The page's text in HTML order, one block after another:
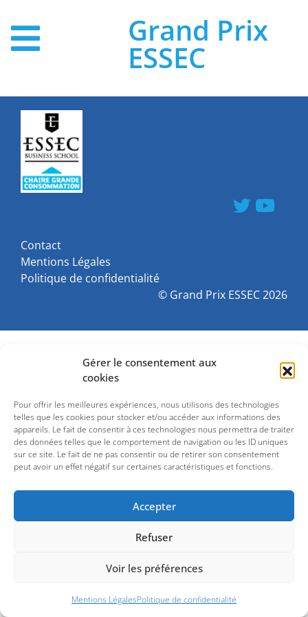
Gérer le consentement aux
cookies
Pour offrir les meilleures expériences, nous utilisons des technologies
telles que les cookies pour stocker et/ou accéder aux informations des
appareils. Le fait de consentir à ces technologies nous permettra de traiter
des données telles que le comportement de navigation ou les ID uniques
sur ce site. Le fait de ne pas consentir ou de retirer son consentement
peut avoir un effet négatif sur certaines caractéristiques et fonctions.
Accepter
Refuser
Voir les préférences
Mentions LégalesPolitique de confidentialité
Grand Prix
ESSEC
Contact
Mentions Légales
Politique de confidentialité
© Grand Prix ESSEC2026